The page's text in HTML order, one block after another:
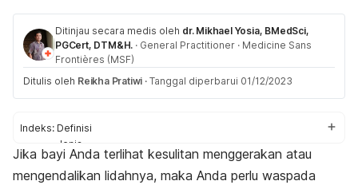
Ditinjau secara medis oleh dr. Mikhael Yosia, BMedSci,
PGCert, DTM&H. · General Practitioner · Medicine Sans
Frontières (MSF)
Ditulis oleh Reikha Pratiwi · Tanggal diperbarui 01/12/2023
Indeks: Definisi
Jenis
Gejala
Penyebab
Jika bayi Anda terlihat kesulitan menggerakan atau
mengendalikan lidahnya, maka Anda perlu waspada